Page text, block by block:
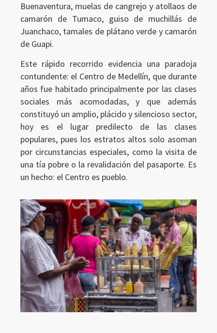
Buenaventura, muelas de cangrejo y atollaos de
camarón de Tumaco, guiso de muchillás de
Juanchaco, tamales de plátano verde y camarón
de Guapi.
Este rápido recorrido evidencia una paradoja
contundente: el Centro de Medellín, que durante
años fue habitado principalmente por las clases
sociales más acomodadas, y que además
constituyó un amplio, plácido y silencioso sector,
hoy es el lugar predilecto de las clases
populares, pues los estratos altos solo asoman
por circunstancias especiales, como la visita de
una tía pobre o la revalidación del pasaporte. Es
un hecho: el Centro es pueblo.